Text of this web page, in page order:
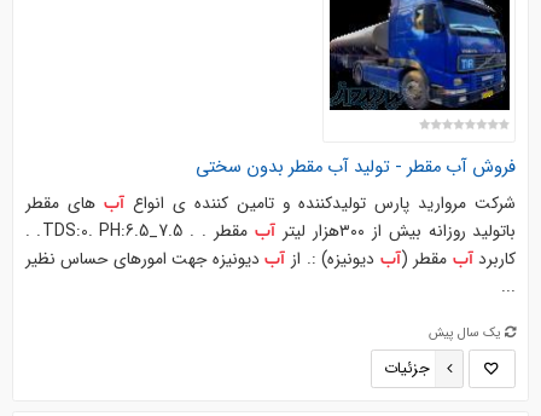
فروش آب مقطر - تولید آب مقطر بدون سختی
شرکت مروارید پارس تولیدکننده و تامین کننده ی انواعآب های مقطر
باتولید روزانه بیش از ۳۰۰هزار لیتر
آب
مقطر . . TDS:0. PH:6.5_7.5. .
کاربردآب مقطر (آب دیونیزه) :. از آبدیونیزه جهت امورهای حساس نظیر
...
یک سال پیش
جزئیات